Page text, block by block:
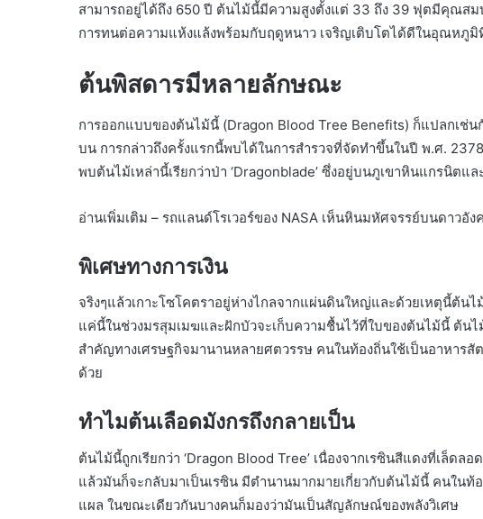
สามารถอยู่ได้ถึง 650 ปี ต้นไม้นี้มีความสูงตั้งแต่ 33 ถึง 39 ฟุตมีคุณส
การทนต่อความแห้งแล้งพร้อมกับฤดูหนาว เจริญเติบโตได้ดีในอุณหภูมิ
ต้นพิสดารมีหลายลักษณะ
การออกแบบของต้นไม้นี้ (Dragon Blood Tree Benefits) ก็แปลกเช่
บน การกล่าวถึงครั้งแรกนี้พบได้ในการสำรวจที่จัดทำขึ้นในปี พ.ศ.
พบต้นไม้เหล่านี้เรียกว่าป่า ‘Dragonblade’ ซึ่งอยู่บนภูเขาหินแกรนิตแ
อ่านเพิ่มเติม – รถแลนด์โรเวอร์ของ NASA เห็นหินมหัศจรรย์บนดาวอั
พิเศษทางการเงิน
จริงๆแล้วเกาะโซโคตราอยู่ห่างไกลจากแผ่นดินใหญ่และด้วยเหตุนี้ต้น
แค่นี้ในช่วงมรสุมเมฆและฝักบัวจะเก็บความชื้นไว้ที่ใบของต้นไม้นี้ ต้น
สำคัญทางเศรษฐกิจมานานหลายศตวรรษ คนในท้องถิ่นใช้เป็นอาหาร
ด้วย
ทำไมต้นเลือดมังกรถึงกลายเป็น
ต้นไม้นี้ถูกเรียกว่า ‘Dragon Blood Tree’ เนื่องจากเรซินสีแดงที่เล็ด
แล้วมันก็จะกลับมาเป็นเรซิน มีตำนานมากมายเกี่ยวกับต้นไม้นี้ คนในท้
แผล ในขณะเดียวกันบางคนก็มองว่ามันเป็นสัญลักษณ์ของพลังวิเศษ